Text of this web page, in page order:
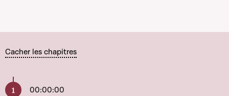
Cacher les chapitres
00:00:00